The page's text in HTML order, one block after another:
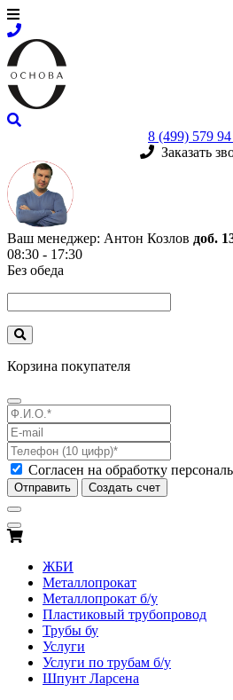
8 (499) 579
Заказать
Ваш менеджер: Антон Козлов доб.
08:30 - 17:30
Без обеда
Корзина покупателя
Согласен на обработку
Отправить Создать счет
ЖБИ
Металлопрокат
Металлопрокат б/у
Пластиковый трубопровод
Трубы бу
Услуги
Услуги по трубам б/у
Шпунт Ларсена